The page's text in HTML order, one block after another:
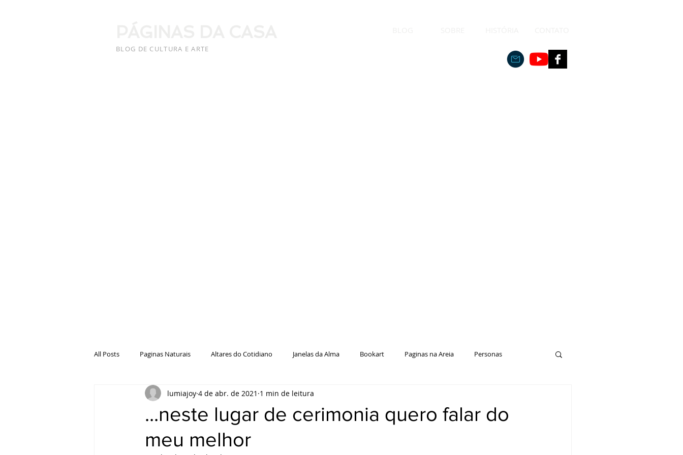
BLOG DE CULTURA E ARTE
All Posts Paginas Naturais Altares do Cotidiano Janelas da Alma Bookart Paginas na Areia Personas
Paginas da Casa
...neste lugar de cerimonia quero falar do
meu melhor
lumiajoy 4 de abr. de 2021 1 min de leitura